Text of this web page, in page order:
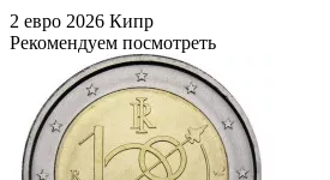
2 евро 2026 Кипр
Рекомендуем посмотреть